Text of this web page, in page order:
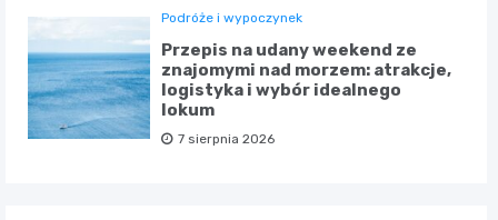
Podróże i wypoczynek
Przepis na udany weekend ze
znajomymi nad morzem: atrakcje,
logistyka i wybór idealnego
lokum
7 sierpnia 2026